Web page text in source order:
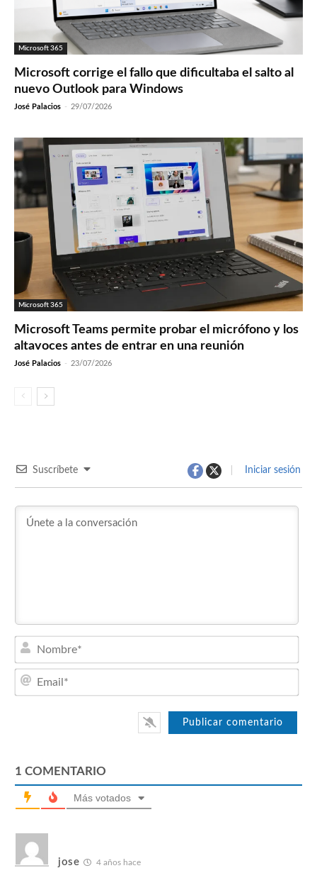
Microsoft 365
Microsoft corrige el fallo que dificultaba el salto al
nuevo Outlook para Windows
José Palacios - 29/07/2026
Microsoft 365
Microsoft Teams permite probar el micrófono y los
altavoces antes de entrar en una reunión
José Palacios - 23/07/2026
Suscríbete Iniciar sesión
1 COMENTARIO
Más votados
jose 4 años hace